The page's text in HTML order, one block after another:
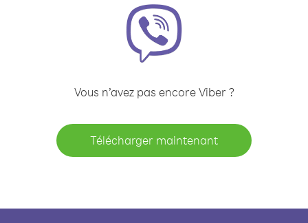
Vous n’avez pas encore Viber ?
Télécharger maintenant